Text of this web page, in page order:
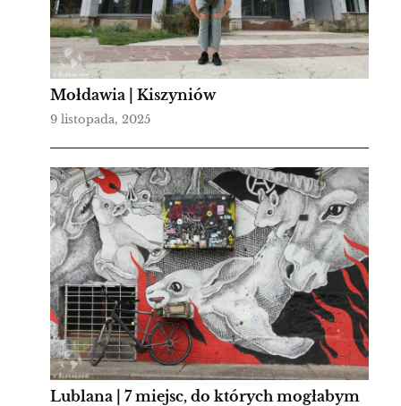
Mołdawia | Kiszyniów
9 listopada, 2025
Lublana | 7 miejsc, do których mogłabym